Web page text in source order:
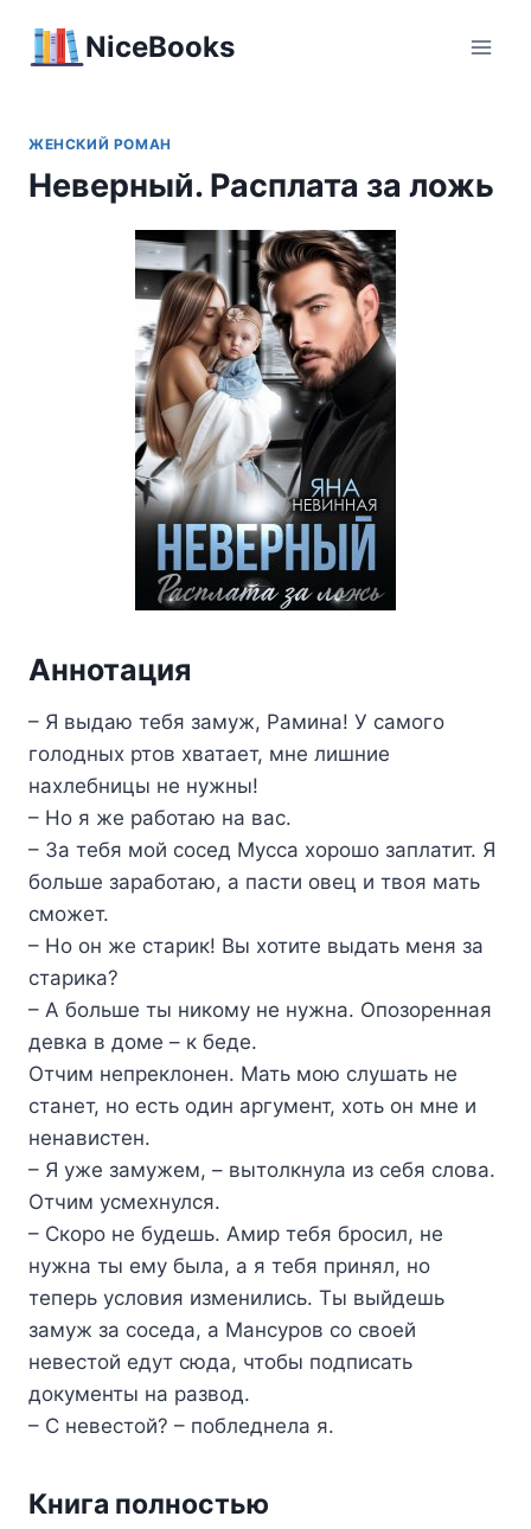
NiceBooks
ЖЕНСКИЙ РОМАН
Неверный. Расплата за ложь
Аннотация
– Я выдаю тебя замуж, Рамина! У самого
голодных ртов хватает, мне лишние
нахлебницы не нужны!
– Но я же работаю на вас.
– За тебя мой сосед Мусса хорошо заплатит. Я
больше заработаю, а пасти овец и твоя мать
сможет.
– Но он же старик! Вы хотите выдать меня за
старика?
– А больше ты никому не нужна. Опозоренная
девка в доме – к беде.
Отчим непреклонен. Мать мою слушать не
станет, но есть один аргумент, хоть он мне и
ненавистен.
– Я уже замужем, – вытолкнула из себя слова.
Отчим усмехнулся.
– Скоро не будешь. Амир тебя бросил, не
нужна ты ему была, а я тебя принял, но
теперь условия изменились. Ты выйдешь
замуж за соседа, а Мансуров со своей
невестой едут сюда, чтобы подписать
документы на развод.
– С невестой? – побледнела я.
Книга полностью